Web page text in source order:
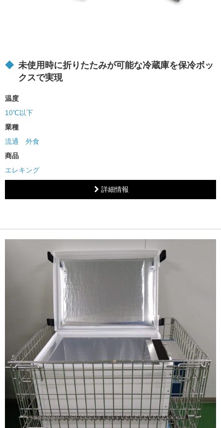
未使用時に折りたたみが可能な冷蔵庫を保冷ボッ
クスで実現
温度
10℃以下
業種
流通
外食
商品
エレキング
詳細情報